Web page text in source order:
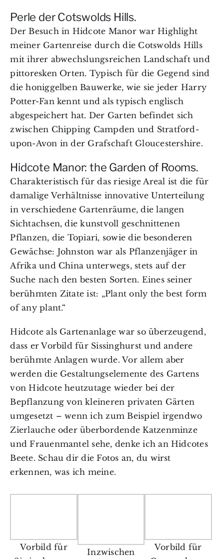
Perle der Cotswolds Hills.
Der Besuch in Hidcote Manor war Highlight
meiner Gartenreise durch die Cotswolds Hills
mit ihrer abwechslungsreichen Landschaft und
pittoresken Orten. Typisch für die Gegend sind
die honiggelben Bauwerke, wie sie jeder Harry
Potter-Fan kennt und als typisch englisch
abgespeichert hat. Der Garten befindet sich
zwischen Chipping Campden und Stratford-
upon-Avon in der Grafschaft Gloucestershire.
Hidcote Manor: the Garden of Rooms.
Charakteristisch für das riesige Areal ist die für
damalige Verhältnisse innovative Unterteilung
in verschiedene Gartenräume, die langen
Sichtachsen, die kunstvoll geschnittenen
Pflanzen, die Topiari, sowie die besonderen
Gewächse: Johnston war als Pflanzenjäger in
Afrika und China unterwegs, stets auf der
Suche nach den besten Sorten. Eines seiner
berühmten Zitate ist: „Plant only the best form
of any plant.“
Hidcote als Gartenanlage war so überzeugend,
dass er Vorbild für Sissinghurst und andere
berühmte Anlagen wurde. Vor allem aber
werden die Gestaltungselemente des Gartens
von Hidcote heutzutage wieder bei der
Bepflanzung von kleineren privaten Gärten
umgesetzt – wenn ich zum Beispiel irgendwo
Zierlauche oder überbordende Katzenminze
und Frauenmantel sehe, denke ich an Hidcotes
Beete. Schau dir die Fotos an, du wirst
erkennen, was ich meine.
Vorbild für
Inzwischen
Vorbild für